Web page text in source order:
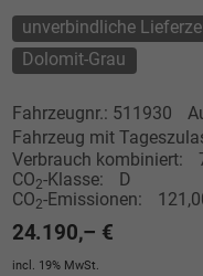
unverbindliche
Dolomit-Grau
Fahrzeugnr.: 511930
Fahrzeug mit
Verbrauch kombiniert:
CO2-Klasse:
D
CO2-Emissionen:
24.190,– €
incl. 19% MwSt.